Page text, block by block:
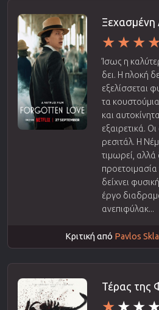
Ξεχασμένη
Ίσως η
δει. Η πλοκή
εξελίσσεται
τα
και
εξαιρετικά.
ρεσιτάλ. Η
τιμωρεί, αλλά
δείχνει
έργο
ανεπιφύλακ...
Κριτική από Pavlos
Τέρας της